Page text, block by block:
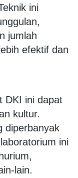
ini
jumlah
efektif dan
DKI ini dapat
kultur.
diperbanyak
ini
lain.